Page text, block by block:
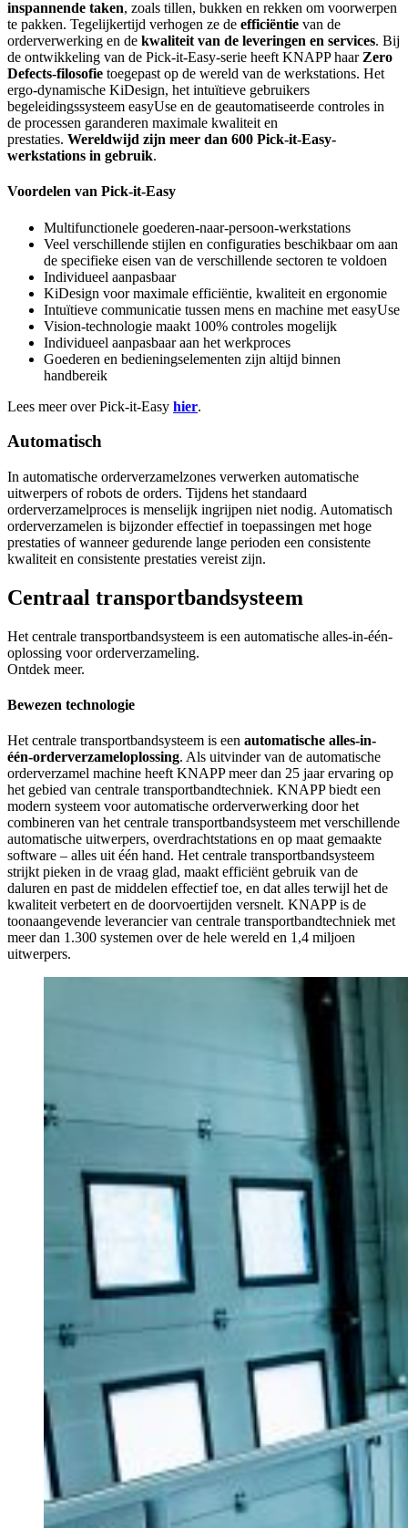
inspannende taken, zoals tillen, bukken en rekken om voorwerpen
te pakken. Tegelijkertijd verhogen ze de efficiëntie van de
orderverwerking en de kwaliteit van de leveringen en services. Bij
de ontwikkeling van de Pick-it-Easy-serie heeft KNAPP haar Zero
Defects-filosofie toegepast op de wereld van de werkstations. Het
ergo-dynamische KiDesign, het intuïtieve gebruikers
begeleidingssysteem easyUse en de geautomatiseerde controles in
de processen garanderen maximale kwaliteit en
prestaties. Wereldwijd zijn meer dan 600 Pick-it-Easy-
werkstations in gebruik.
Voordelen van Pick-it-Easy
Multifunctionele goederen-naar-persoon-werkstations
Veel verschillende stijlen en configuraties beschikbaar om aan
de specifieke eisen van de verschillende sectoren te voldoen
Individueel aanpasbaar
KiDesign voor maximale efficiëntie, kwaliteit en ergonomie
Intuïtieve communicatie tussen mens en machine met easyUse
Vision-technologie maakt 100% controles mogelijk
Individueel aanpasbaar aan het werkproces
Goederen en bedieningselementen zijn altijd binnen
handbereik
Lees meer over Pick-it-Easy hier.
Automatisch
In automatische orderverzamelzones verwerken automatische
uitwerpers of robots de orders. Tijdens het standaard
orderverzamelproces is menselijk ingrijpen niet nodig. Automatisch
orderverzamelen is bijzonder effectief in toepassingen met hoge
prestaties of wanneer gedurende lange perioden een consistente
kwaliteit en consistente prestaties vereist zijn.
Centraal transportbandsysteem
Het centrale transportbandsysteem is een automatische alles-in-één-
oplossing voor orderverzameling.
Ontdek meer.
Bewezen technologie
Het centrale transportbandsysteem is een automatische alles-in-
één-orderverzameloplossing. Als uitvinder van de automatische
orderverzamel machine heeft KNAPP meer dan 25 jaar ervaring op
het gebied van centrale transportbandtechniek. KNAPP biedt een
modern systeem voor automatische orderverwerking door het
combineren van het centrale transportbandsysteem met verschillende
automatische uitwerpers, overdrachtstations en op maat gemaakte
software – alles uit één hand. Het centrale transportbandsysteem
strijkt pieken in de vraag glad, maakt efficiënt gebruik van de
daluren en past de middelen effectief toe, en dat alles terwijl het de
kwaliteit verbetert en de doorvoertijden versnelt. KNAPP is de
toonaangevende leverancier van centrale transportbandtechniek met
meer dan 1.300 systemen over de hele wereld en 1,4 miljoen
uitwerpers.